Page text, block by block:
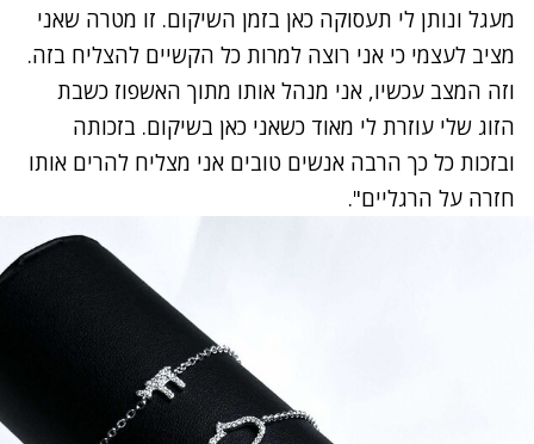
מעגל ונותן לי תעסוקה כאן בזמן השיקום. זו מטרה שאני
מציב לעצמי כי אני רוצה למרות כל הקשיים להצליח בזה.
וזה המצב עכשיו, אני מנהל אותו מתוך האשפוז כשבת
הזוג שלי עוזרת לי מאוד כשאני כאן בשיקום. בזכותה
ובזכות כל כך הרבה אנשים טובים אני מצליח להרים אותו
חזרה על הרגליים".